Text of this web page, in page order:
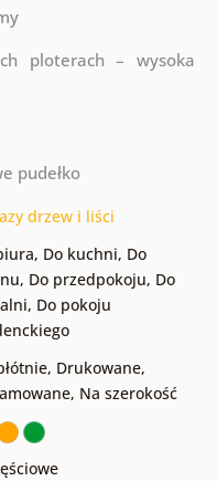
ploterach – wysoka
pudełko
drzew i liści
, Do kuchni, Do
, Do przedpokoju, Do
, Do pokoju
, Drukowane,
, Na szerokość